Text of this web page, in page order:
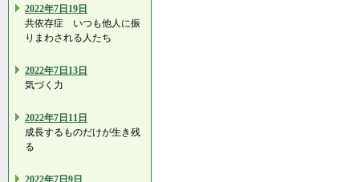
2022年7日19日
共依存症 いつも他人に振
りまわされる人たち
2022年7日13日
気づく力
2022年7日11日
成長するものだけが生き残
る
2022年7日9日